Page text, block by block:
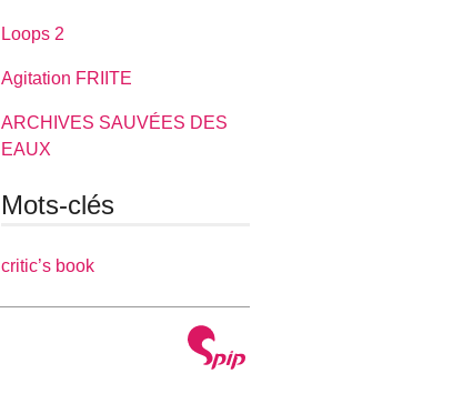
Loops 2
Agitation FRIITE
ARCHIVES SAUVÉES DES
EAUX
Mots-clés
critic’s book